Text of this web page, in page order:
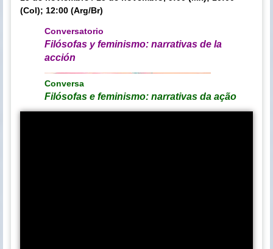
(Col); 12:00 (Arg/Br)
Conversatorio
Filósofas y feminismo: narrativas de la
acción
Conversa
Filósofas e feminismo: narrativas da ação